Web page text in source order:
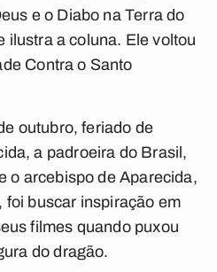
e o Diabo na Terra do
ilustra a coluna. Ele voltou
Contra o Santo
outubro, feriado de
a padroeira do Brasil,
o arcebispo de Aparecida,
foi buscar inspiração em
filmes quando puxou
do dragão.